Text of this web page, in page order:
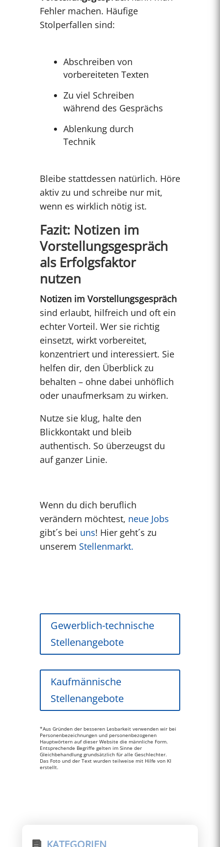
Fehler machen. Häufige
Stolperfallen sind:
Abschreiben von
vorbereiteten Texten
Zu viel Schreiben
während des Gesprächs
Ablenkung durch
Technik
Bleibe stattdessen natürlich. Höre
aktiv zu und schreibe nur mit,
wenn es wirklich nötig ist.
Fazit: Notizen im
Vorstellungsgespräch
als Erfolgsfaktor
nutzen
Notizen im Vorstellungsgespräch
sind erlaubt, hilfreich und oft ein
echter Vorteil. Wer sie richtig
einsetzt, wirkt vorbereitet,
konzentriert und interessiert. Sie
helfen dir, den Überblick zu
behalten – ohne dabei unhöflich
oder unaufmerksam zu wirken.
Nutze sie klug, halte den
Blickkontakt und bleib
authentisch. So überzeugst du
auf ganzer Linie.
Wenn du dich beruflich
verändern möchtest, neue Jobs
gibt´s bei uns! Hier geht´s zu
unserem Stellenmarkt.
Gewerblich-technische
Stellenangebote
Kaufmännische
Stellenangebote
*Aus Gründen der besseren Lesbarkeit verwenden wir bei
Personenbezeichnungen und personenbezogenen
Hauptwörtern auf dieser Website die männliche Form.
Entsprechende Begriffe gelten im Sinne der
Gleichbehandlung grundsätzlich für alle Geschlechter.
Das Foto und der Text wurden teilweise mit Hilfe von KI
erstellt.
KATEGORIEN